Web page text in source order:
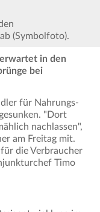
(Symbolfoto).
in den
bei
für Nahrungs-
"Dort
nachlassen",
am Freitag mit.
die Verbraucher
Timo